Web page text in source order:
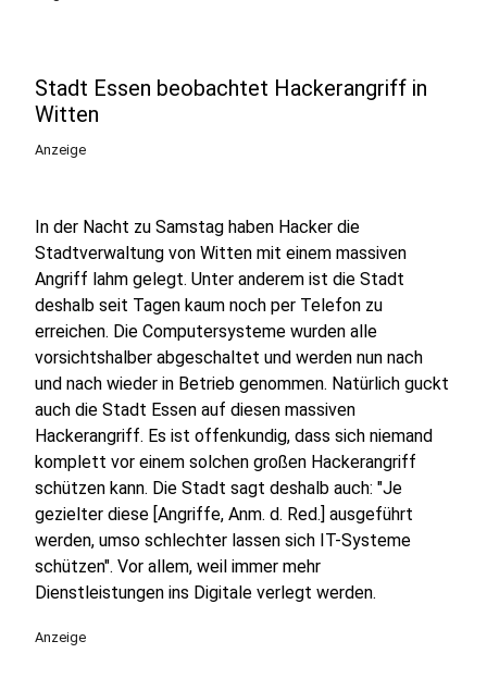
Stadt Essen beobachtet Hackerangriff in
Witten
Anzeige
In der Nacht zu Samstag haben Hacker die
Stadtverwaltung von Witten mit einem massiven
Angriff lahm gelegt. Unter anderem ist die Stadt
deshalb seit Tagen kaum noch per Telefon zu
erreichen. Die Computersysteme wurden alle
vorsichtshalber abgeschaltet und werden nun nach
und nach wieder in Betrieb genommen. Natürlich guckt
auch die Stadt Essen auf diesen massiven
Hackerangriff. Es ist offenkundig, dass sich niemand
komplett vor einem solchen großen Hackerangriff
schützen kann. Die Stadt sagt deshalb auch: "Je
gezielter diese [Angriffe, Anm. d. Red.] ausgeführt
werden, umso schlechter lassen sich IT-Systeme
schützen". Vor allem, weil immer mehr
Dienstleistungen ins Digitale verlegt werden.
Anzeige